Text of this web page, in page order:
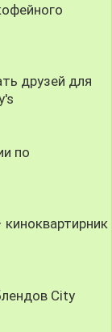
друзей для
по
City